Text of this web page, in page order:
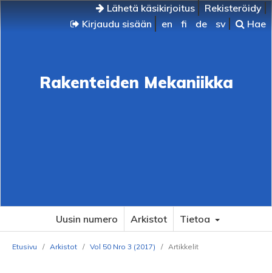
Lähetä käsikirjoitus
Rekisteröidy
Kirjaudu sisään
en fi de sv Hae
Rakenteiden Mekaniikka
Uusin numero Arkistot Tietoa
Etusivu / Arkistot / Vol 50 Nro 3 (2017) / Artikkelit